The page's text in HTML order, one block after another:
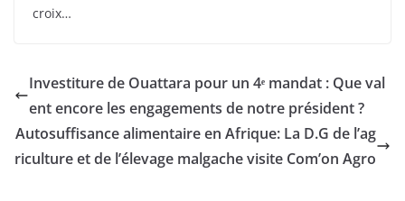
croix…
Investiture de Ouattara pour un 4ᵉ mandat : Que val
ent encore les engagements de notre président ?
Autosuffisance alimentaire en Afrique: La D.G de l’ag
riculture et de l’élevage malgache visite Com’on Agro